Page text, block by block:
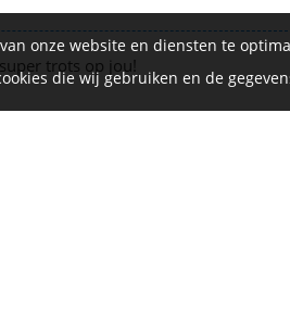
trots op jou!
onze website en diensten te
die wij gebruiken en de